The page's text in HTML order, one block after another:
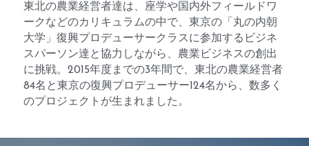
東北の農業経営者達は、座学や国内外フィールドワ
ークなどのカリキュラムの中で、東京の「丸の内朝
大学」復興プロデューサークラスに参加するビジネ
スパーソン達と協力しながら、農業ビジネスの創出
に挑戦。2015年度までの3年間で、東北の農業経営者
84名と東京の復興プロデューサー124名から、数多く
のプロジェクトが生まれました。